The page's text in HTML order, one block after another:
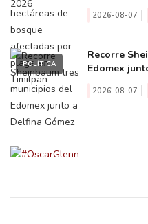
2026-08-07
POLÍTICA
Recorre
Edomex
2026-08-07